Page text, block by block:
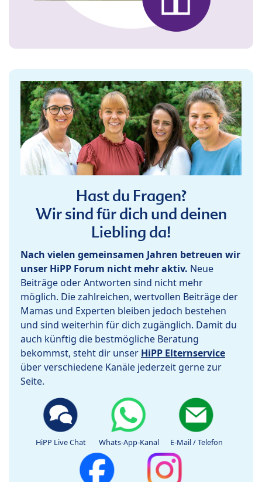
Hast du Fragen?
Wir sind für dich und deinen
Liebling da!
Nach vielen gemeinsamen Jahren betreuen wir
unser HiPP Forum nicht mehr aktiv. Neue
Beiträge oder Antworten sind nicht mehr
möglich. Die zahlreichen, wertvollen Beiträge der
Mamas und Experten bleiben jedoch bestehen
und sind weiterhin für dich zugänglich. Damit du
auch künftig die bestmögliche Beratung
bekommst, steht dir unser HiPP Elternservice
über verschiedene Kanäle jederzeit gerne zur
Seite.
HiPP Live Chat Whats-App-Kanal E-Mail / Telefon